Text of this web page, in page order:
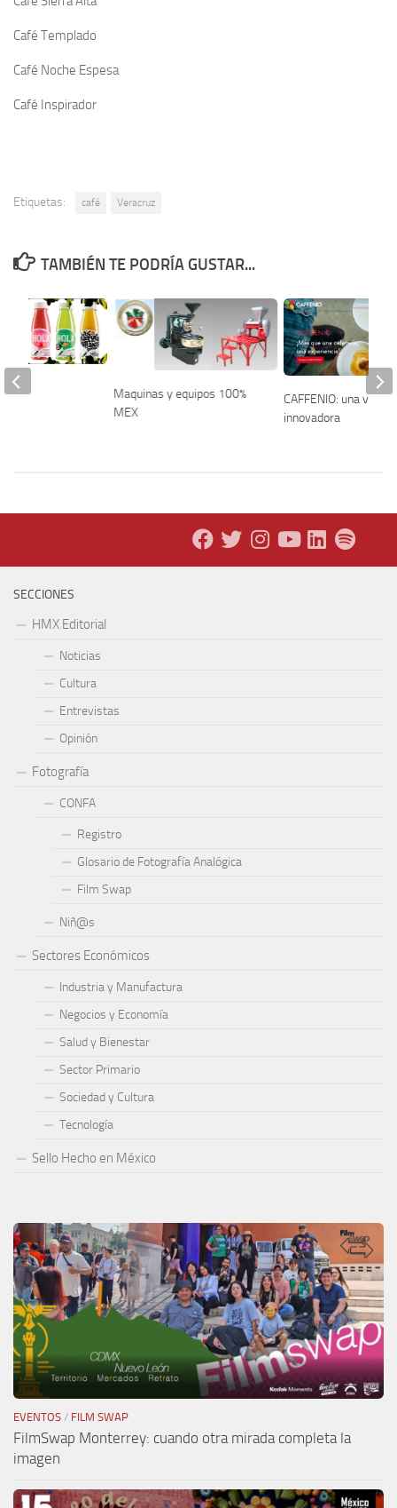
Café Templado
Café Noche Espesa
Café Inspirador
Etiquetas: café Veracruz
TAMBIÉN TE PODRÍA GUSTAR...
Maquinas y equipos 100%
MEX
CAFFENIO: una visión
innovadora
SECCIONES
HMX Editorial
Noticias
Cultura
Entrevistas
Opinión
Fotografía
CONFA
Registro
Glosario de Fotografía Analógica
Film Swap
Niñ@s
Sectores Económicos
Industria y Manufactura
Negocios y Economía
Salud y Bienestar
Sector Primario
Sociedad y Cultura
Tecnología
Sello Hecho en México
EVENTOS / FILM SWAP
FilmSwap Monterrey: cuando otra mirada completa la
imagen